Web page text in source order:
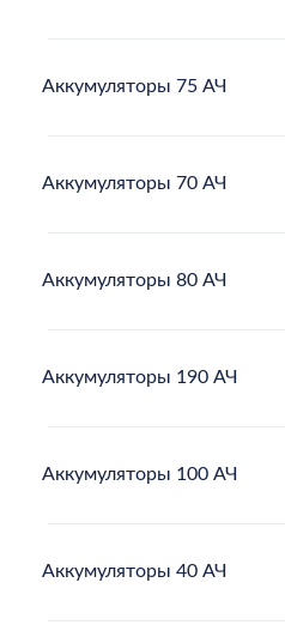
Аккумуляторы 75 АЧ
Аккумуляторы 70 АЧ
Аккумуляторы 80 АЧ
Аккумуляторы 190 АЧ
Аккумуляторы 100 АЧ
Аккумуляторы 40 АЧ